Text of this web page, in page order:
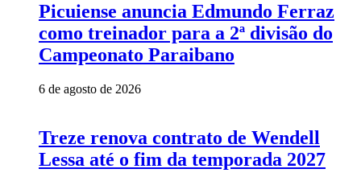
Picuiense anuncia Edmundo Ferraz
como treinador para a 2ª divisão do
Campeonato Paraibano
6 de agosto de 2026
Treze renova contrato de Wendell
Lessa até o fim da temporada 2027